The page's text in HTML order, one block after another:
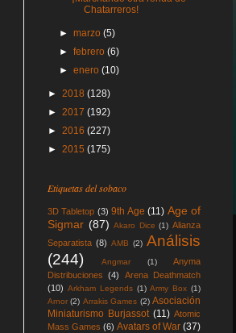
Chatarreros!
►marzo(5)
►febrero(6)
►enero(10)
► 2018 (128)
► 2017 (192)
► 2016 (227)
► 2015 (175)
Etiquetas del sobaco
3D Tabletop (3) 9th Age (11) Age of
Sigmar (87) Akaro Dice (1) Alianza
Separatista (8) AMB (2) Análisis
(244)
Angmar (1)
Anyma
Distribuciones
(4)
Arena Deathmatch
(10) Arkham Legends (1) Army Box (1)
Arnor (2) Arrakis Games (2) Asociación
Miniaturismo Burjassot (11) Atomic
Mass Games (6) Avatars of War (37)